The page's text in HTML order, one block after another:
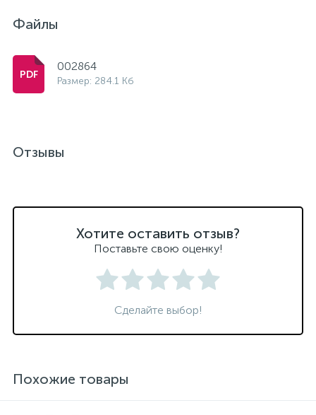
Файлы
002864
Размер: 284.1 Кб
Отзывы
Хотите оставить отзыв?
Поставьте свою оценку!
Сделайте выбор!
Похожие товары